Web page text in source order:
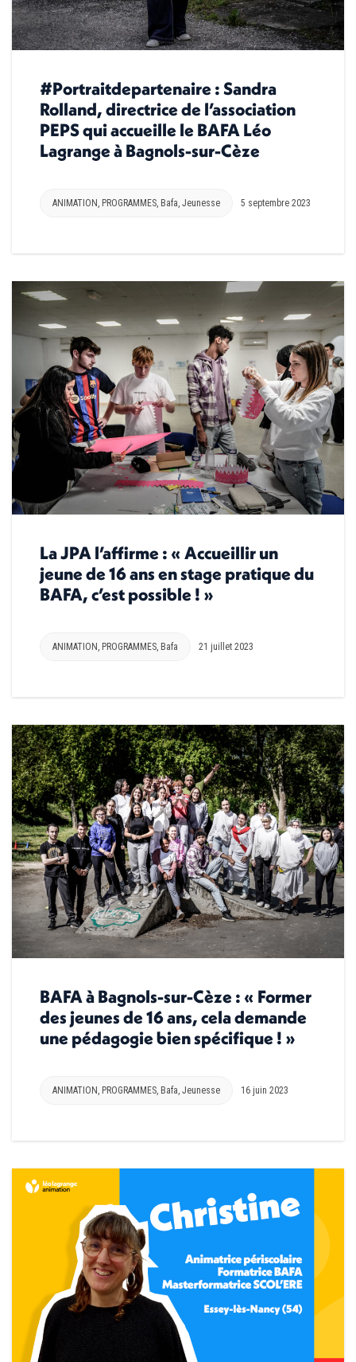
#Portraitdepartenaire : Sandra
Rolland, directrice de l’association
PEPS qui accueille le BAFA Léo
Lagrange à Bagnols-sur-Cèze
ANIMATION , PROGRAMMES, Bafa, Jeunesse 5 septembre 2023
La JPA l’affirme : « Accueillir un
jeune de 16 ans en stage pratique du
BAFA, c’est possible ! »
ANIMATION , PROGRAMMES, Bafa 21 juillet 2023
BAFA à Bagnols-sur-Cèze : « Former
des jeunes de 16 ans, cela demande
une pédagogie bien spécifique ! »
ANIMATION , PROGRAMMES, Bafa, Jeunesse 16 juin 2023